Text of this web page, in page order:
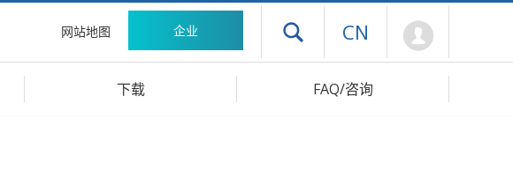
网站地图 企业 打开抽屉菜单
CN
下载 FAQ/咨询